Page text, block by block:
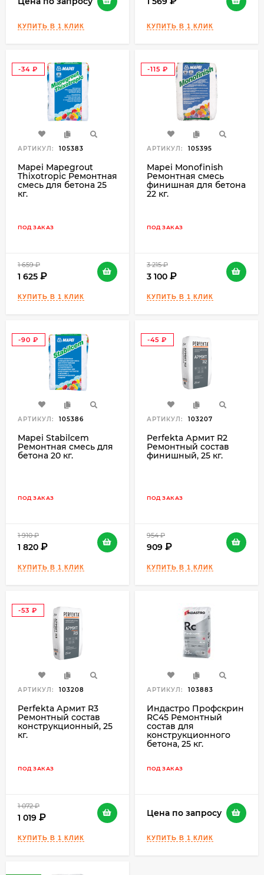
-34
АРТИКУЛ: 105383
Mapei Mapegrout
Thixotropic Ремонтная
смесь для бетона 25
кг.
ПОД ЗАКАЗ
1 659
1 625
-115
АРТИКУЛ: 105395
Mapei Monofinish
Ремонтная смесь
финишная для бетона
22 кг.
ПОД ЗАКАЗ
3 215
3 100
-90
АРТИКУЛ: 105386
Mapei Stabilcem
Ремонтная смесь для
бетона 20 кг.
ПОД ЗАКАЗ
1 910
1 820
-45
АРТИКУЛ: 103207
Perfekta Армит R2
Ремонтный состав
финишный, 25 кг.
ПОД ЗАКАЗ
954
909
-53
АРТИКУЛ: 103208
Perfekta Армит R3
Ремонтный состав
конструкционный, 25
кг.
ПОД ЗАКАЗ
1 072
1 019
АРТИКУЛ: 103883
Индастро Профскрин
RC45 Ремонтный
состав для
конструкционного
бетона, 25 кг.
ПОД ЗАКАЗ
Цена по запросу